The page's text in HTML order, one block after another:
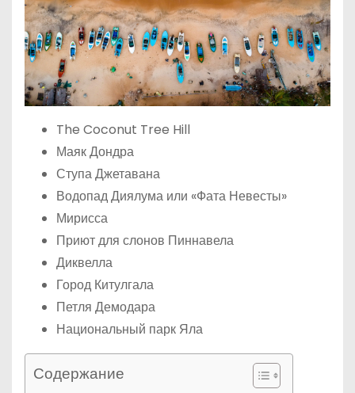
The Coconut Tree Hill
Маяк Дондра
Ступа Джетавана
Водопад Диялума или «Фата Невесты»
Мирисса
Приют для слонов Пиннавела
Диквелла
Город Китулгала
Петля Демодара
Национальный парк Яла
Содержание